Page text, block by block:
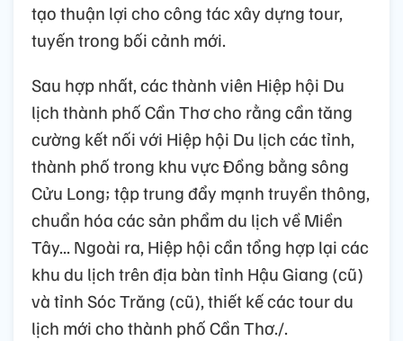
tạo thuận lợi cho công tác xây dựng tour,
tuyến trong bối cảnh mới.
Sau hợp nhất, các thành viên Hiệp hội Du
lịch thành phố Cần Thơ cho rằng cần tăng
cường kết nối với Hiệp hội Du lịch các tỉnh,
thành phố trong khu vực Đồng bằng sông
Cửu Long; tập trung đẩy mạnh truyền thông,
chuẩn hóa các sản phẩm du lịch về Miền
Tây... Ngoài ra, Hiệp hội cần tổng hợp lại các
khu du lịch trên địa bàn tỉnh Hậu Giang (cũ)
và tỉnh Sóc Trăng (cũ), thiết kế các tour du
lịch mới cho thành phố Cần Thơ./.